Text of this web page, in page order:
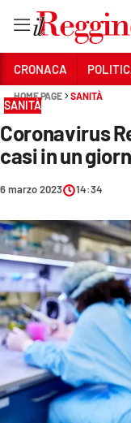
Sezioni
CRONACA
AMBIENTE
SOCIETÀ
CULTURA
ECONOMIA E LAVORO
EVENTI
SPORT
CRONACA
HOME PAGE SANITÀ
SANITÀ
Coronavirus
casi in un
6 marzo 2023 14:34